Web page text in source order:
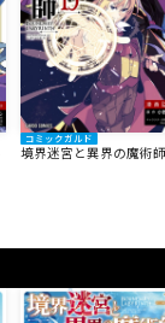
コミックガルド
境界迷宮と異界の魔術